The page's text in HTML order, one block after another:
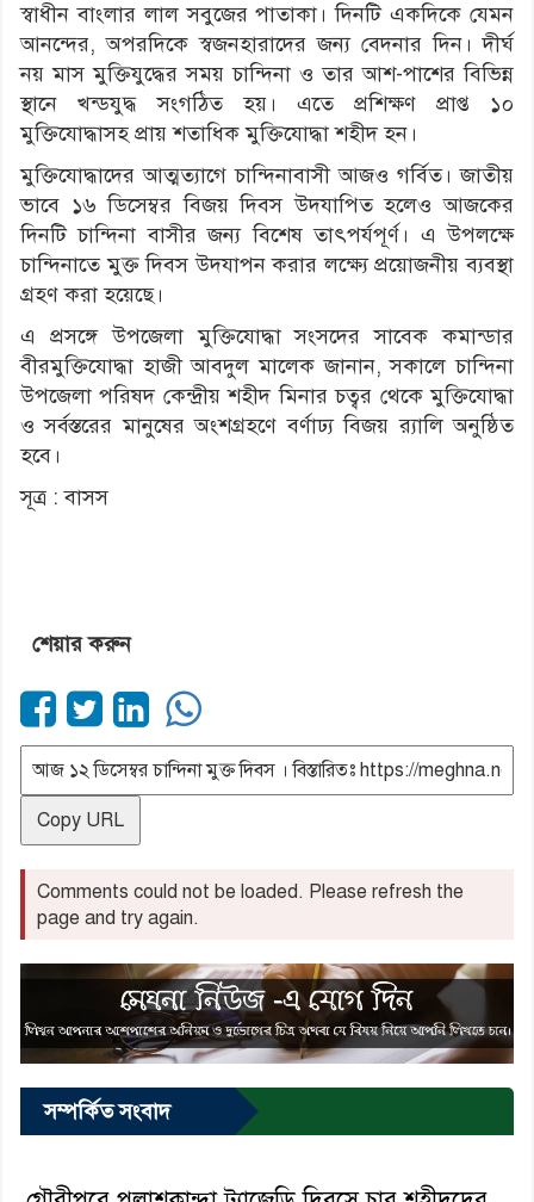
স্বাধীন বাংলার লাল সবুজের পাতাকা। দিনটি একদিকে যেমন
আনন্দের, অপরদিকে স্বজনহারাদের জন্য বেদনার দিন। দীর্ঘ
নয় মাস মুক্তিযুদ্ধের সময় চান্দিনা ও তার আশ-পাশের বিভিন্ন
স্থানে খন্ডযুদ্ধ সংগঠিত হয়। এতে প্রশিক্ষণ প্রাপ্ত ১০
মুক্তিযোদ্ধাসহ প্রায় শতাধিক মুক্তিযোদ্ধা শহীদ হন।
মুক্তিযোদ্ধাদের আত্মত্যাগে চান্দিনাবাসী আজও গর্বিত। জাতীয়
ভাবে ১৬ ডিসেম্বর বিজয় দিবস উদযাপিত হলেও আজকের
দিনটি চান্দিনা বাসীর জন্য বিশেষ তাৎপর্যপূর্ণ। এ উপলক্ষে
চান্দিনাতে মুক্ত দিবস উদযাপন করার লক্ষ্যে প্রয়োজনীয় ব্যবস্থা
গ্রহণ করা হয়েছে।
এ প্রসঙ্গে উপজেলা মুক্তিযোদ্ধা সংসদের সাবেক কমান্ডার
বীরমুক্তিযোদ্ধা হাজী আবদুল মালেক জানান, সকালে চান্দিনা
উপজেলা পরিষদ কেন্দ্রীয় শহীদ মিনার চত্বর থেকে মুক্তিযোদ্ধা
ও সর্বস্তরের মানুষের অংশগ্রহণে বর্ণাঢ্য বিজয় র‌্যালি অনুষ্ঠিত
হবে।
সূত্র : বাসস
শেয়ার করুন
Copy URL
Comments could not be loaded. Please refresh the
page and try again.
সম্পর্কিত সংবাদ